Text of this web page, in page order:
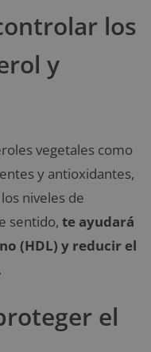
los
y
vegetales como
y antioxidantes,
niveles de
sentido, te ayudará
(HDL) y reducir el
.
el